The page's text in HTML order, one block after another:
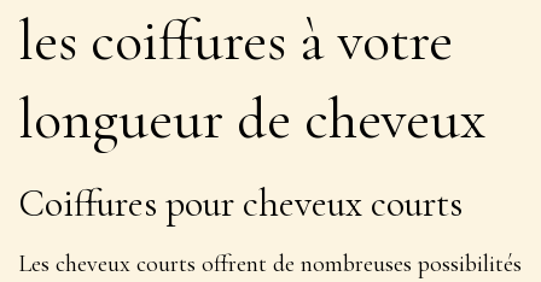
les coiffures à votre
longueur de cheveux
Coiffures pour cheveux courts
Les cheveux courts offrent de nombreuses possibilités